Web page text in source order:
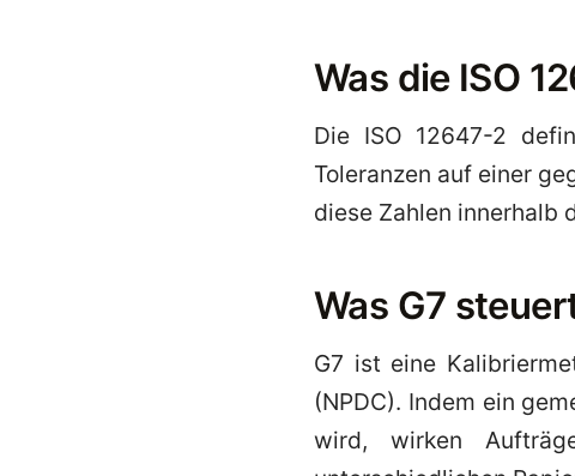
Was die ISO
Die ISO 12647-2
Toleranzen auf einer
diese Zahlen innerhalb
Was G7
G7 ist eine
(NPDC). Indem ein
wird, wirken